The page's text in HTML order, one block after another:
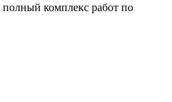
комплекс работ по